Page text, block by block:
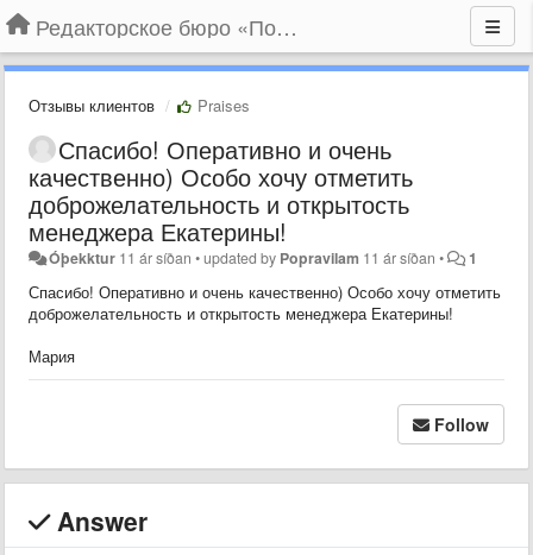
Редакторское бюро «По правилам»
Отзывы клиентов Praises
Спасибо! Оперативно и очень
качественно) Особо хочу отметить
доброжелательность и открытость
менеджера Екатерины!
Óþekktur 11 ár síðan •updated by Popravilam 11 ár síðan • 1
Спасибо! Оперативно и очень качественно) Особо хочу отметить
доброжелательность и открытость менеджера Екатерины!
Мария
Follow
Answer